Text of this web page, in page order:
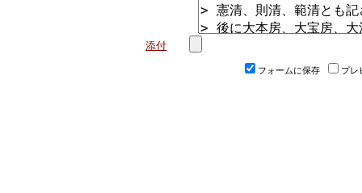
添付
フォームに保存 プレ